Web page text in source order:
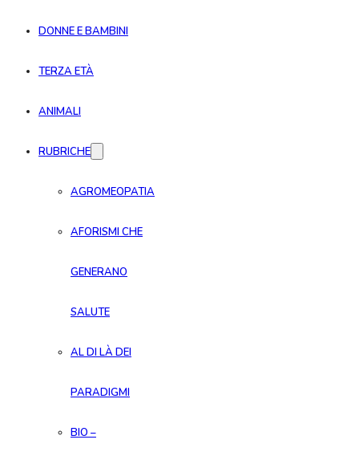
DONNE E BAMBINI
TERZA ETÀ
ANIMALI
RUBRICHE
AGROMEOPATIA
AFORISMI CHE
GENERANO
SALUTE
AL DI LÀ DEI
PARADIGMI
BIO –